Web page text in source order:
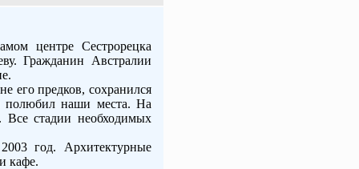
центре Сестрорецка
Гражданин Австралии
его предков, сохранился
полюбил наши места. На
Все стадии необходимых
год. Архитектурные
кафе.